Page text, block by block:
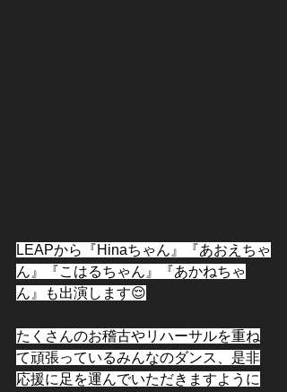
LEAPから『Hinaちゃん』『あおえちゃ
ん』『こはるちゃん』『あかねちゃ
ん』も出演します😌
たくさんのお稽古やリハーサルを重ね
て頑張っているみんなのダンス、是非
応援に足を運んでいただきますように